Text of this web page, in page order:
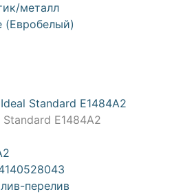
металл
(Евробелый)
E1484A2
перелив